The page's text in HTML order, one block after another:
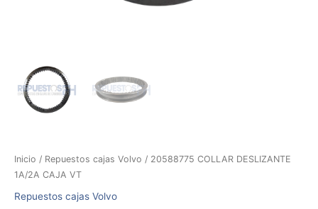
Inicio / Repuestos cajas Volvo / 20588775 COLLAR DESLIZANTE
1A/2A CAJA VT
Repuestos cajas Volvo